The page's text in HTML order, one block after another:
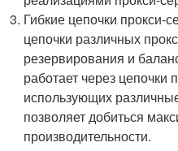
Гибкие цепочки прокси-
цепочки различных
резервирования и
работает через цепочки
использующих
позволяет добиться
производительности.